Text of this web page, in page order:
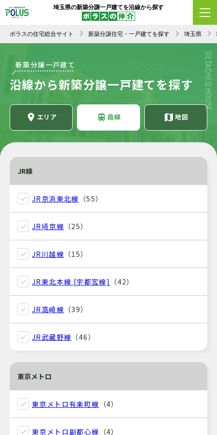
埼玉県の新築分譲一戸建てを沿線から探す
ポラスの住宅総合サイト 新築分譲住宅・一戸建てを探す 埼玉県
DETACHED HOUSE
新築分譲一戸建て
沿線から新築分譲一戸建てを探す
エリア 路線 地図
JR線
JR京浜東北線 （55）
JR埼京線 （25）
JR川越線 （15）
JR東北本線 [宇都宮線] （42）
JR高崎線 （39）
JR武蔵野線 （46）
東京メトロ
東京メトロ有楽町線 （4）
東京メトロ副都心線 （4）